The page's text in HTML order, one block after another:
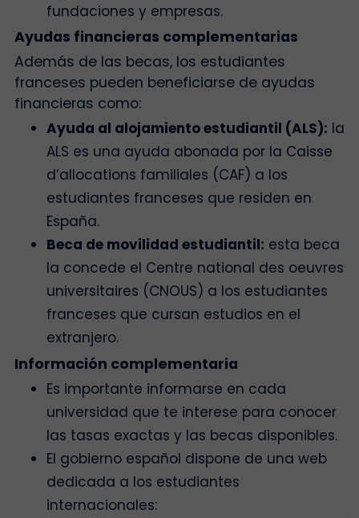
fundaciones y empresas.
Ayudas financieras complementarias
Además de las becas, los estudiantes
franceses pueden beneficiarse de ayudas
financieras como:
Ayuda al alojamiento estudiantil (ALS): la
ALS es una ayuda abonada por la Caisse
d’allocations familiales (CAF) a los
estudiantes franceses que residen en
España.
Beca de movilidad estudiantil: esta beca
la concede el Centre national des oeuvres
universitaires (CNOUS) a los estudiantes
franceses que cursan estudios en el
extranjero.
Información complementaria
Es importante informarse en cada
universidad que te interese para conocer
las tasas exactas y las becas disponibles.
El gobierno español dispone de una web
dedicada a los estudiantes
internacionales: